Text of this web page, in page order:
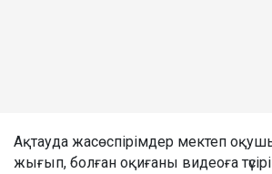
Ақтауда жасөспірімдер мектеп
жығып, болған оқиғаны видеоға